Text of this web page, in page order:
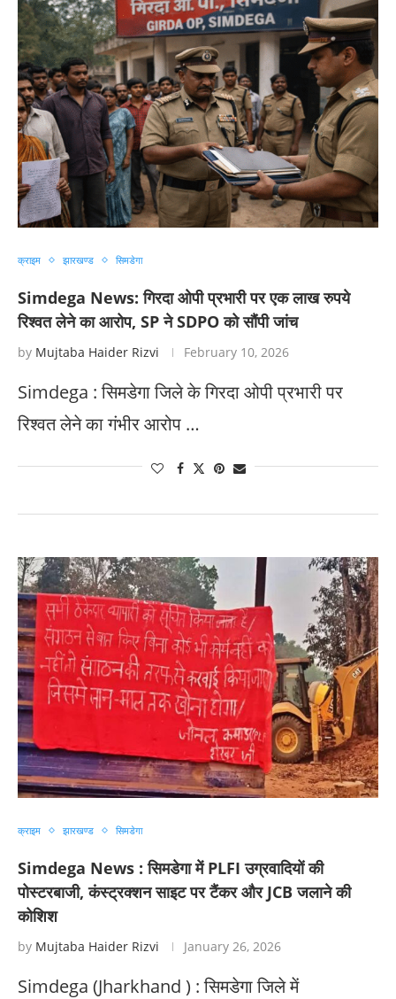
क्राइम झारखण्ड सिमडेगा
Simdega News: गिरदा ओपी प्रभारी पर एक लाख रुपये
रिश्वत लेने का आरोप, SP ने SDPO को सौंपी जांच
by Mujtaba Haider Rizvi February 10, 2026
Simdega : सिमडेगा जिले के गिरदा ओपी प्रभारी पर
रिश्वत लेने का गंभीर आरोप …
क्राइम झारखण्ड सिमडेगा
Simdega News : सिमडेगा में PLFI उग्रवादियों की
पोस्टरबाजी, कंस्ट्रक्शन साइट पर टैंकर और JCB जलाने की
कोशिश
by Mujtaba Haider Rizvi January 26, 2026
Simdega (Jharkhand ) : सिमडेगा जिले में